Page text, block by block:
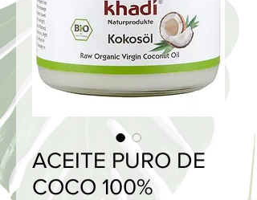
ACEITE PURO DE
COCO 100%